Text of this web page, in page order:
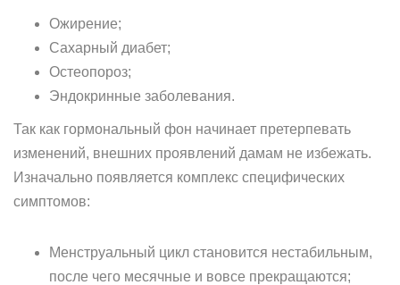
Ожирение;
Сахарный диабет;
Остеопороз;
Эндокринные заболевания.
Так как гормональный фон начинает претерпевать
изменений, внешних проявлений дамам не избежать.
Изначально появляется комплекс специфических
симптомов:
Менструальный цикл становится нестабильным,
после чего месячные и вовсе прекращаются;